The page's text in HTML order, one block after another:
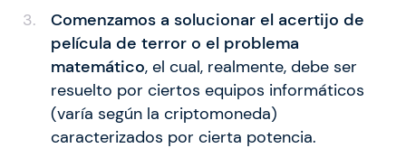
Comenzamos a solucionar el acertijo de
película de terror o el problema
matemático, el cual, realmente, debe ser
resuelto por ciertos equipos informáticos
(varía según la criptomoneda)
caracterizados por cierta potencia.